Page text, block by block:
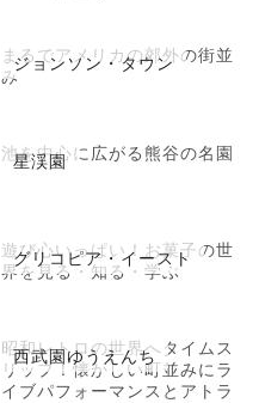
ジョンソン・タウン
まるでアメリカの郊外の街並
み
星渓園
池を中心に広がる熊谷の名園
グリコピア・イースト
遊び心いっぱい！お菓子の世
界を見る・知る・学ぶ
西武園ゆうえんち
昭和レトロの世界へタイムス
リップ！懐かしい町並みにラ
イブパフォーマンスとアトラ